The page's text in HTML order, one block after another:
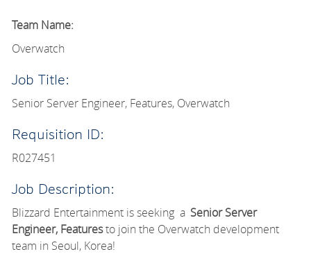
Team Name:
Overwatch
Job Title:
Senior Server Engineer, Features, Overwatch
Requisition ID:
R027451
Job Description:
Blizzard Entertainment is seeking a Senior Server
Engineer, Featuresto join the Overwatch development
team in Seoul, Korea!